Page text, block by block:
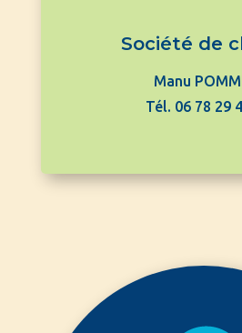
Société de
Manu
Tél. 06 78 29